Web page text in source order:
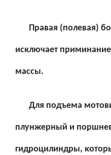
Правая (полевая)
исключает
массы.
Для подъема
плунжерный и
гидроцилиндры,